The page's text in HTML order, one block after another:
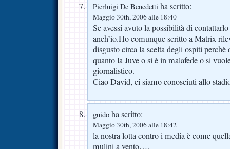
Pierluigi De Benedetti ha scritto:
Maggio 30th, 2006 alle 18:40
Se avessi avuto la possibilità di
anch’io.Ho comunque scritto a Matrix
disgusto circa la scelta degli ospiti
quanto la Juve o si è in malafede o si
giornalistico.
Ciao David, ci siamo conosciuti allo
guido ha scritto:
Maggio 30th, 2006 alle 18:42
la nostra lotta contro i media è come
mulini a vento….